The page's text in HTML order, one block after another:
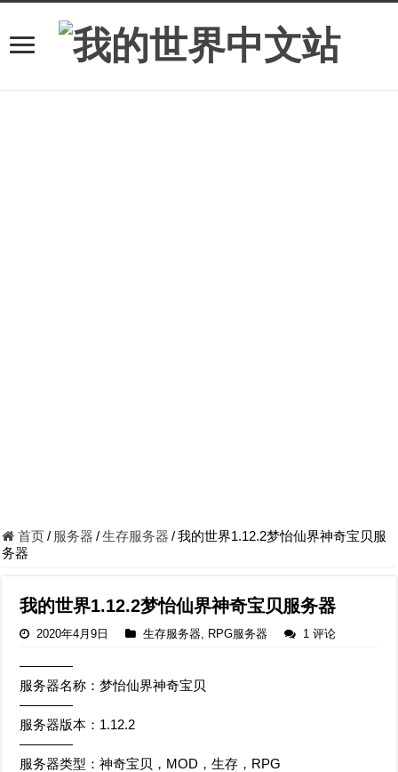
首页/ 服务器 /生存服务器 /我的世界1.12.2梦怡仙界神奇宝贝服
务器
我的世界1.12.2梦怡仙界神奇宝贝服务器
2020年4月9日 生存服务器, RPG服务器 1 评论
————
服务器名称：梦怡仙界神奇宝贝
————
服务器版本：1.12.2
————
服务器类型：神奇宝贝，MOD，生存，RPG